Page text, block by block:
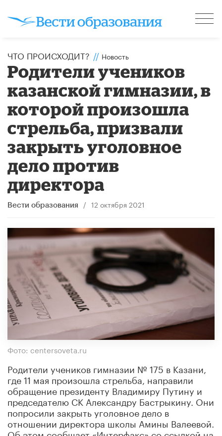
ЧТО ПРОИСХОДИТ? // Новость
Родители учеников
казанской гимназии, в
которой произошла
стрельба, призвали
закрыть уголовное
дело против
директора
Вести образования / 12 октября 2021
Фото: centersoveta.ru
Родители учеников гимназии № 175 в Казани,
где 11 мая произошла стрельба, направили
обращение президенту Владимиру Путину и
председателю СК Александру Бастрыкину. Они
попросили закрыть уголовное дело в
отношении директора школы Амины Валеевой.